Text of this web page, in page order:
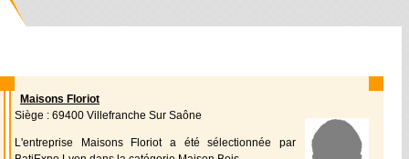
Maisons Floriot
Siège : 69400 Villefranche Sur Saône
L'entreprise Maisons Floriot a été sélectionnée par